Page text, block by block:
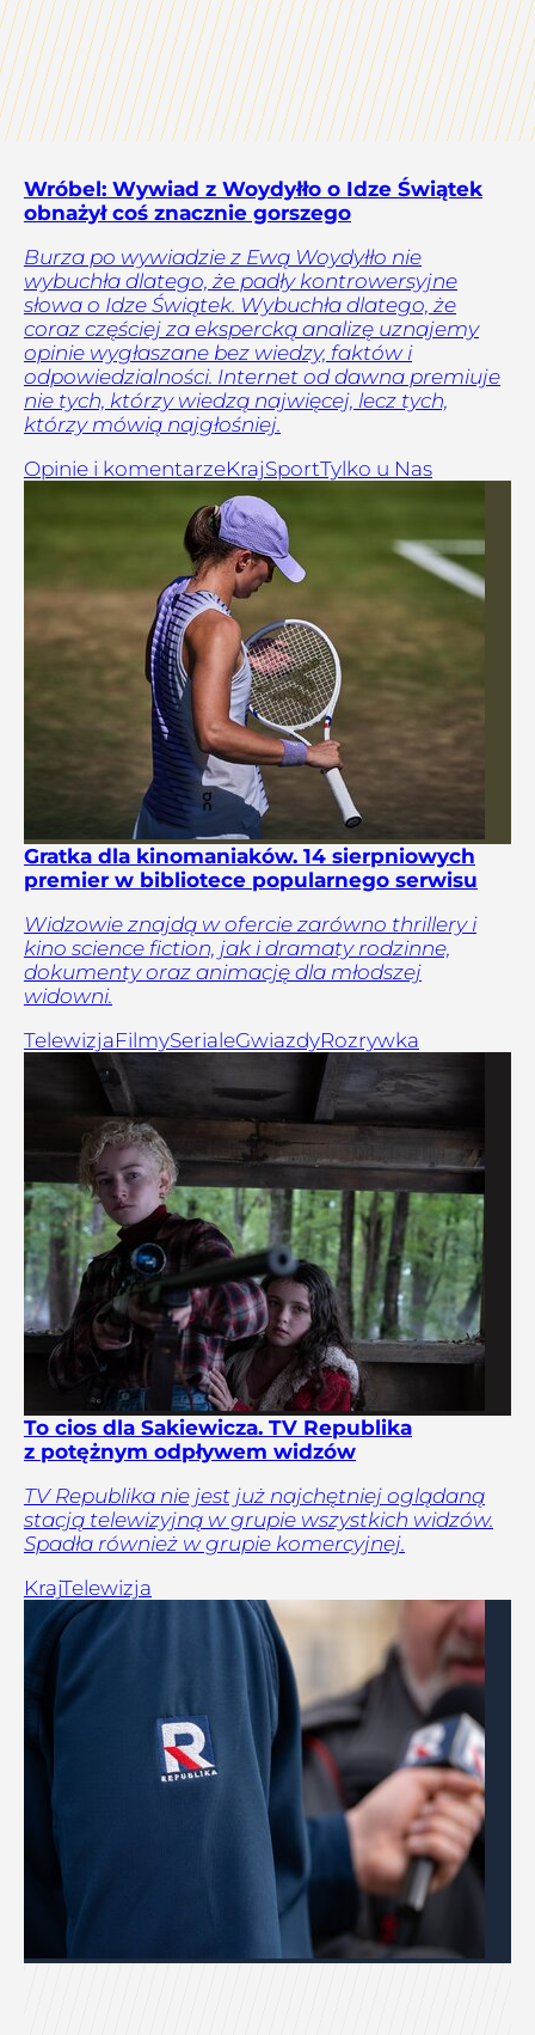
Wróbel: Wywiad z Woydyłło o Idze Świątek
obnażył coś znacznie gorszego
Burza po wywiadzie z Ewą Woydyłło nie
wybuchła dlatego, że padły kontrowersyjne
słowa o Idze Świątek. Wybuchła dlatego, że
coraz częściej za ekspercką analizę uznajemy
opinie wygłaszane bez wiedzy, faktów i
odpowiedzialności. Internet od dawna premiuje
nie tych, którzy wiedzą najwięcej, lecz tych,
którzy mówią najgłośniej.
Opinie i komentarzeKrajSportTylko u Nas
Gratka dla kinomaniaków. 14 sierpniowych
premier w bibliotece popularnego serwisu
Widzowie znajdą w ofercie zarówno thrillery i
kino science fiction, jak i dramaty rodzinne,
dokumenty oraz animację dla młodszej
widowni.
TelewizjaFilmySerialeGwiazdyRozrywka
To cios dla Sakiewicza. TV Republika
z potężnym odpływem widzów
TV Republika nie jest już najchętniej oglądaną
stacją telewizyjną w grupie wszystkich widzów.
Spadła również w grupie komercyjnej.
KrajTelewizja